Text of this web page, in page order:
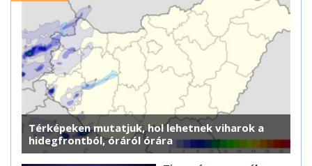
Térképeken mutatjuk, hol lehetnek viharok a
hidegfrontból, óráról órára